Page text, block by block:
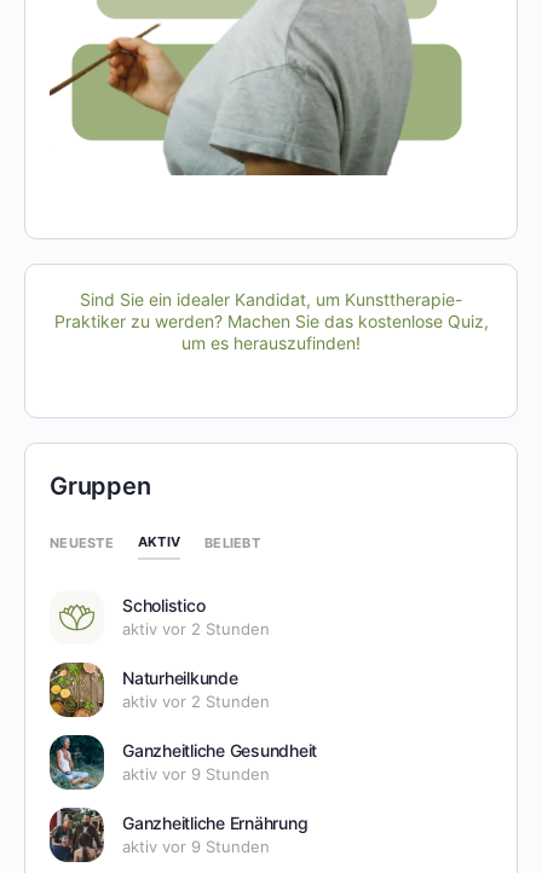
Sind Sie ein idealer Kandidat, um Kunsttherapie-
Praktiker zu werden? Machen Sie das kostenlose Quiz,
um es herauszufinden!
Gruppen
NEUESTE AKTIV BELIEBT
Scholistico
aktiv vor 2 Stunden
Naturheilkunde
aktiv vor 2 Stunden
Ganzheitliche Gesundheit
aktiv vor 9 Stunden
Ganzheitliche Ernährung
aktiv vor 9 Stunden